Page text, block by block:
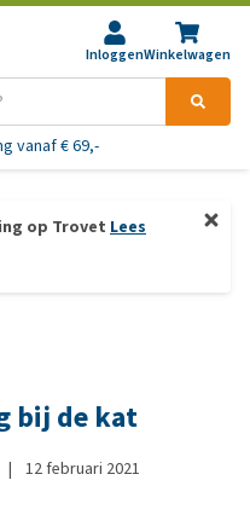
InloggenWinkelwagen
vanaf € 69,-
op Trovet Lees
bij de kat
| 12 februari 2021